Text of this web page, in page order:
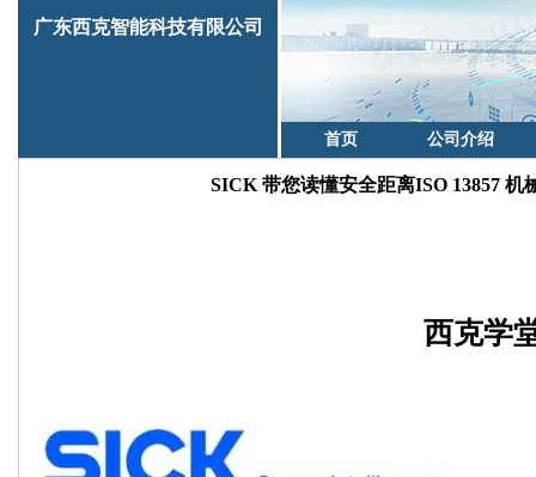
广东西克智能科技有限公司
首页 公司介绍
SICK 带您读懂安全距离ISO 13857 机
西克学